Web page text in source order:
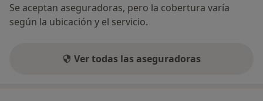
Se aceptan aseguradoras, pero la cobertura varía
según la ubicación y el servicio.
Ver todas las aseguradoras